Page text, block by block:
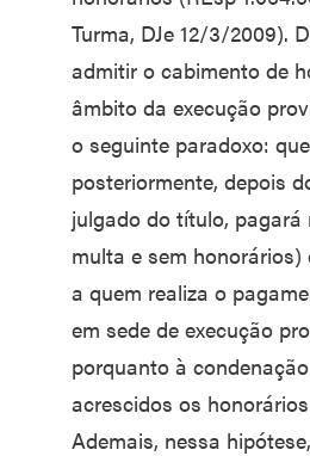
Turma, DJe 12/3/2009).
admitir o cabimento de
âmbito da execução
o seguinte paradoxo:
posteriormente, depois
julgado do título, pagará
multa e sem
a quem realiza o
em sede de execução
porquanto à
acrescidos os
Ademais, nessa